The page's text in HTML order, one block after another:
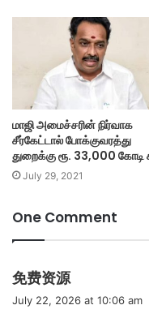
மாஜி அமைச்சரின் நிர்வாக
சீர்கேட்டால் போக்குவரத்து
துறைக்கு ரூ. 33,000
July 29, 2021
One Comment
免费资源
July 22, 2026 at 10:06 am